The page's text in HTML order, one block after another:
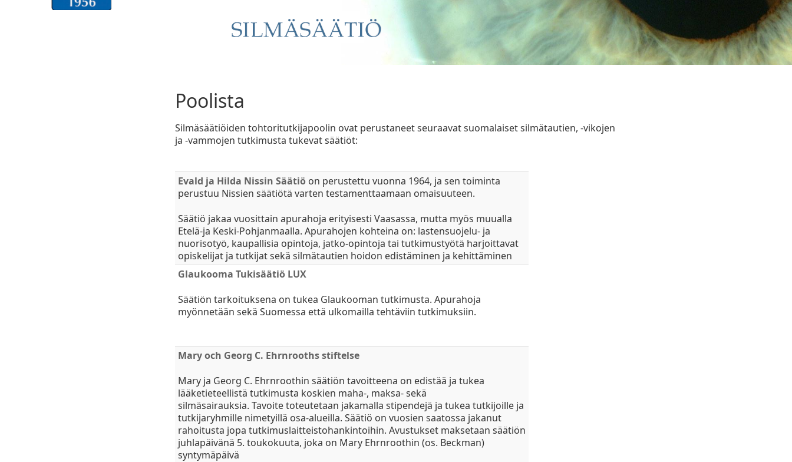
Poolista
Silmäsäätiöiden tohtoritutkijapoolin ovat perustaneet seuraavat suomalaiset silmätautien, -vikojen
ja -vammojen tutkimusta tukevat säätiöt:
Evald ja Hilda Nissin Säätiö on perustettu vuonna 1964, ja sen toiminta
perustuu Nissien säätiötä varten testamenttaamaan omaisuuteen.
Säätiö jakaa vuosittain apurahoja erityisesti Vaasassa, mutta myös muualla
Etelä-ja Keski-Pohjanmaalla. Apurahojen kohteina on: lastensuojelu- ja
nuorisotyö, kaupallisia opintoja, jatko-opintoja tai tutkimustyötä harjoittavat
opiskelijat ja tutkijat sekä silmätautien hoidon edistäminen ja kehittäminen
Glaukooma Tukisäätiö LUX
Säätiön tarkoituksena on tukea Glaukooman tutkimusta. Apurahoja
myönnetään sekä Suomessa että ulkomailla tehtäviin tutkimuksiin.
Mary och Georg C. Ehrnrooths stiftelse
Mary ja Georg C. Ehrnroothin säätiön tavoitteena on edistää ja tukea
lääketieteellistä tutkimusta koskien maha-, maksa- sekä
silmäsairauksia. Tavoite toteutetaan jakamalla stipendejä ja tukea tutkijoille ja
tutkijaryhmille nimetyillä osa-alueilla. Säätiö on vuosien saatossa jakanut
rahoitusta jopa tutkimuslaitteistohankintoihin. Avustukset maksetaan säätiön
juhlapäivänä 5. toukokuuta, joka on Mary Ehrnroothin (os. Beckman)
syntymäpäivä